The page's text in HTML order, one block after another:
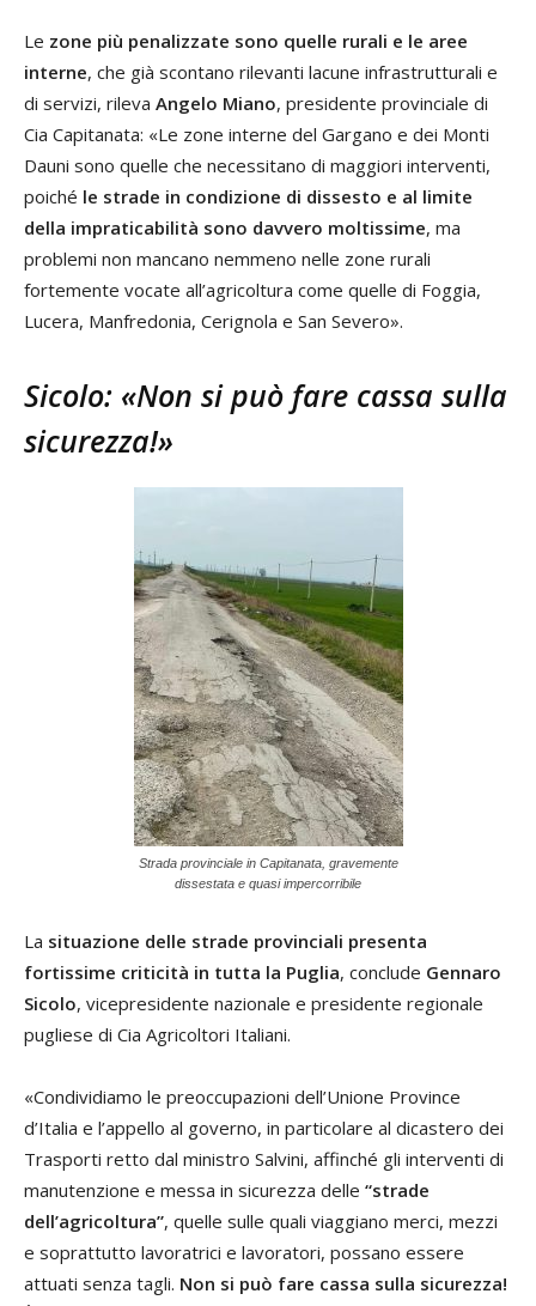
Le zone più penalizzate sono quelle rurali e le aree
interne, che già scontano rilevanti lacune infrastrutturali e
di servizi, rileva Angelo Miano, presidente provinciale di
Cia Capitanata: «Le zone interne del Gargano e dei Monti
Dauni sono quelle che necessitano di maggiori interventi,
poiché le strade in condizione di dissesto e al limite
della impraticabilità sono davvero moltissime, ma
problemi non mancano nemmeno nelle zone rurali
fortemente vocate all’agricoltura come quelle di Foggia,
Lucera, Manfredonia, Cerignola e San Severo».
Sicolo: «Non si può fare cassa sulla
sicurezza!»
Strada provinciale in Capitanata, gravemente
dissestata e quasi impercorribile
La situazione delle strade provinciali presenta
fortissime criticità in tutta la Puglia, conclude Gennaro
Sicolo, vicepresidente nazionale e presidente regionale
pugliese di Cia Agricoltori Italiani.
«Condividiamo le preoccupazioni dell’Unione Province
d’Italia e l’appello al governo, in particolare al dicastero dei
Trasporti retto dal ministro Salvini, affinché gli interventi di
manutenzione e messa in sicurezza delle “strade
dell’agricoltura”, quelle sulle quali viaggiano merci, mezzi
e soprattutto lavoratrici e lavoratori, possano essere
attuati senza tagli. Non si può fare cassa sulla sicurezza!